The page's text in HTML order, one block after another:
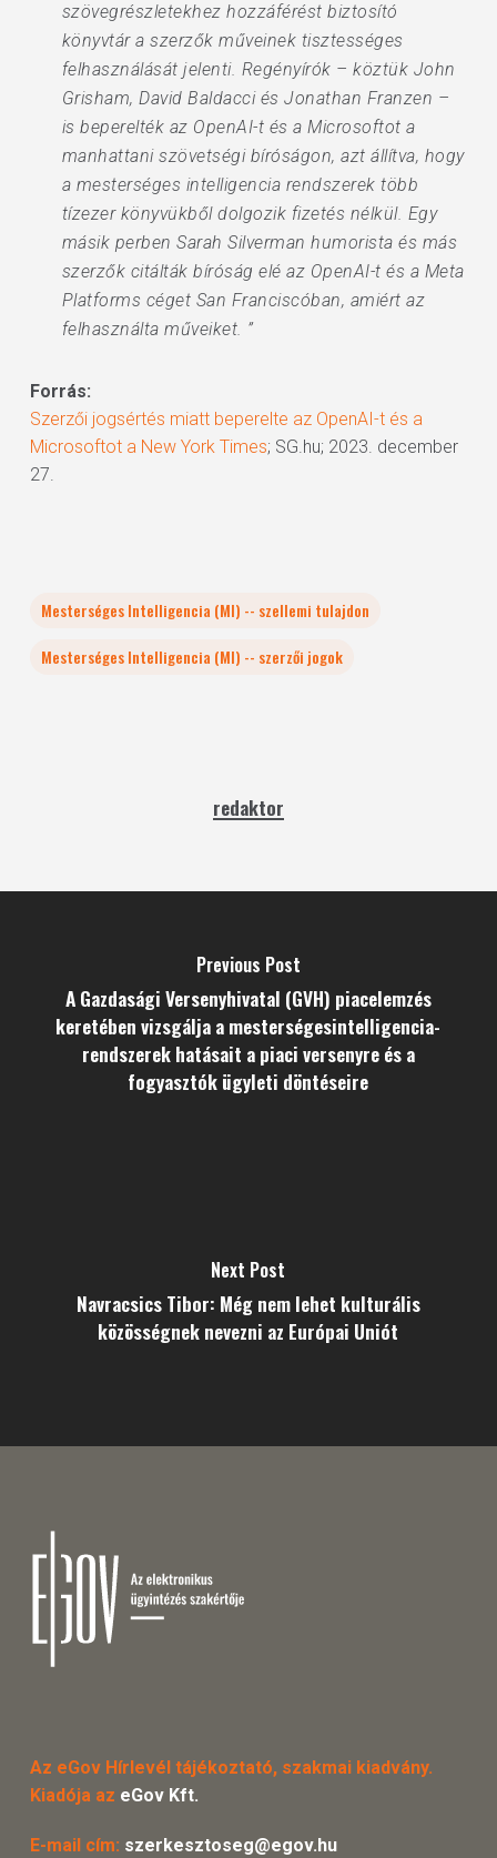
szövegrészletekhez hozzáférést biztosító
könyvtár a szerzők műveinek tisztességes
felhasználását jelenti. Regényírók – köztük John
Grisham, David Baldacci és Jonathan Franzen –
is beperelték az OpenAI-t és a Microsoftot a
manhattani szövetségi bíróságon, azt állítva, hogy
a mesterséges intelligencia rendszerek több
tízezer könyvükből dolgozik fizetés nélkül. Egy
másik perben Sarah Silverman humorista és más
szerzők citálták bíróság elé az OpenAI-t és a Meta
Platforms céget San Franciscóban, amiért az
felhasználta műveiket. ”
Forrás:
Szerzői jogsértés miatt beperelte az OpenAI-t és a
Microsoftot a New York Times; SG.hu; 2023. december
27.
Mesterséges Intelligencia (MI) -- szellemi tulajdon
Mesterséges Intelligencia (MI) -- szerzői jogok
redaktor
Previous Post
A Gazdasági Versenyhivatal (GVH) piacelemzés
keretében vizsgálja a mesterségesintelligencia-
rendszerek hatásait a piaci versenyre és a
fogyasztók ügyleti döntéseire
Next Post
Navracsics Tibor: Még nem lehet kulturális
közösségnek nevezni az Európai Uniót
Az eGov Hírlevél tájékoztató, szakmai kiadvány.
Kiadója az eGov Kft.
E-mail cím: szerkesztoseg@egov.hu